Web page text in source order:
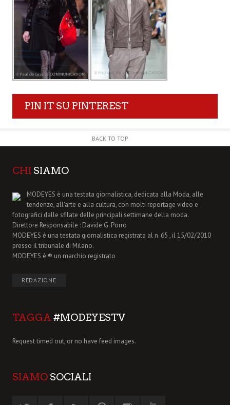
PIN IT SU PINTEREST
BACK TO TOP
CHI SIAMO
MODEYES è una testata giornalistica, dedicata alla Moda, alle
tendenze, all'arte e alla cultura, con molti reportage video e
fotografici dalle sfilate delle principali settimane della moda.
Direttore Responsabile : Davide G. Porro
MODEYES è una testata giornalistica registrata al n. 65 , il 15/02/2010
presso il tribunale di Milano.
MODEYES è ® un marchio registrato
REDAZIONE
TAGGA #MODEYESTV
Request timed out, or no have feed images.
SIAMO SOCIALI